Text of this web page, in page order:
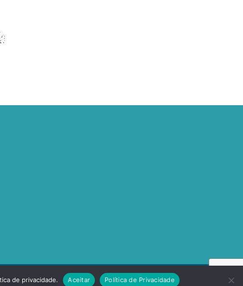
de privacidade. Aceitar Política de Privacidade